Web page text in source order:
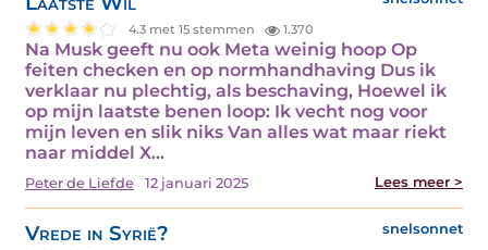
4.3 met 15 stemmen 1.370
Na Musk geeft nu ook Meta weinig hoop Op
feiten checken en op normhandhaving Dus ik
verklaar nu plechtig, als beschaving, Hoewel ik
op mijn laatste benen loop: Ik vecht nog voor
mijn leven en slik niks Van alles wat maar riekt
naar middel X…
Peter de Liefde 12 januari 2025 Lees meer >
Vrede in Syrië? snelsonnet